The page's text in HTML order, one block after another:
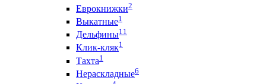
Еврокнижки2
Выкатные1
Дельфины11
Клик-кляк1
Тахта1
Нераскладные6